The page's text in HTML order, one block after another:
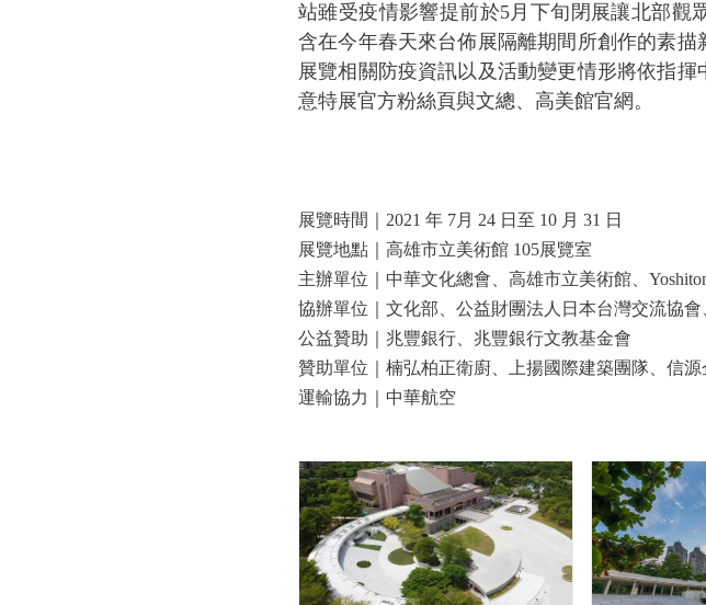
站雖受疫情影響提前於5月下旬閉展讓北部觀
含在今年春天來台佈展隔離期間所創作的素描
展覽相關防疫資訊以及活動變更情形將依指
意特展官方粉絲頁與文總、高美館官網。
展覽時間｜2021 年 7月 24 日至 10 月 31 日
展覽地點｜高雄市立美術館 105展覽室
主辦單位｜中華文化總會、高雄市立美術館、
協辦單位｜文化部、公益財團法人日本台灣交流協
公益贊助｜兆豐銀行、兆豐銀行文教基金會
贊助單位｜楠弘柏正衛廚、上揚國際建築團隊、信源
運輸協力｜中華航空